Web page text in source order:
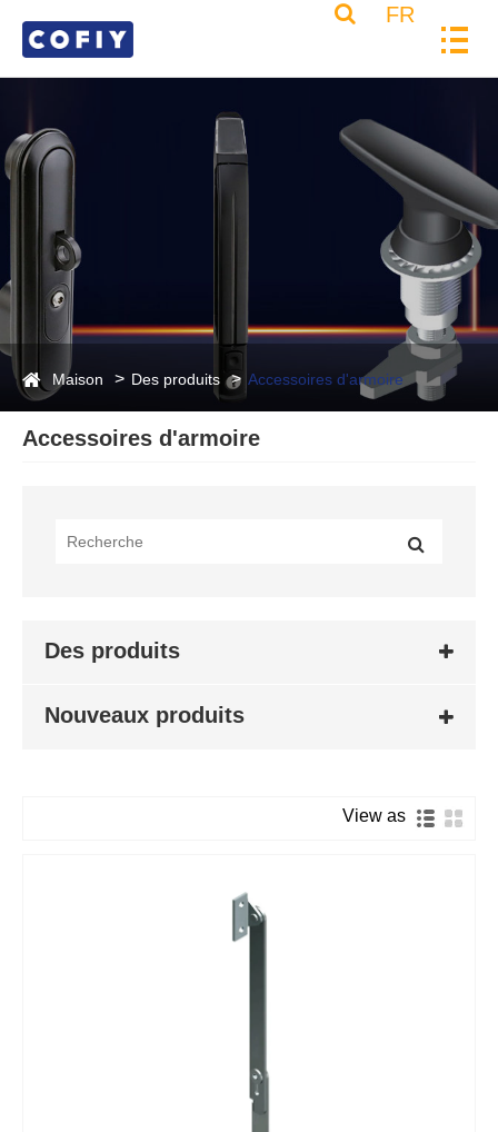
FR
Maison Des produits Accessoires d'armoire
Accessoires d'armoire
Des produits
Nouveaux produits
View as